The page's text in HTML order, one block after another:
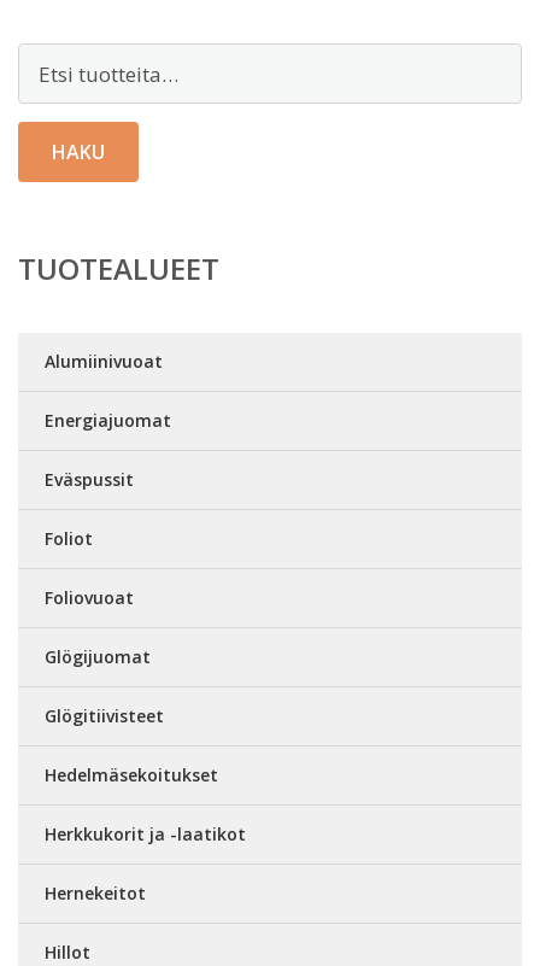
HAKU
TUOTEALUEET
Alumiinivuoat
Energiajuomat
Eväspussit
Foliot
Foliovuoat
Glögijuomat
Glögitiivisteet
Hedelmäsekoitukset
Herkkukorit ja -laatikot
Hernekeitot
Hillot